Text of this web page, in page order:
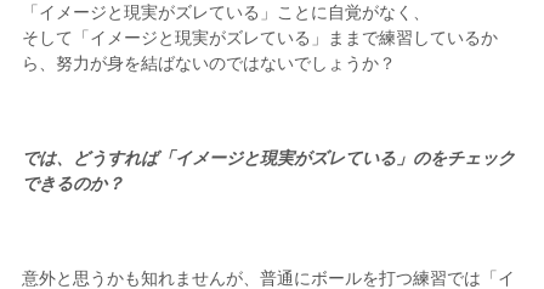
「イメージと現実がズレている」ことに自覚がなく、
そして「イメージと現実がズレている」ままで練習しているか
ら、努力が身を結ばないのではないでしょうか？
では、どうすれば「イメージと現実がズレている」のをチェック
できるのか？
意外と思うかも知れませんが、普通にボールを打つ練習では「イ